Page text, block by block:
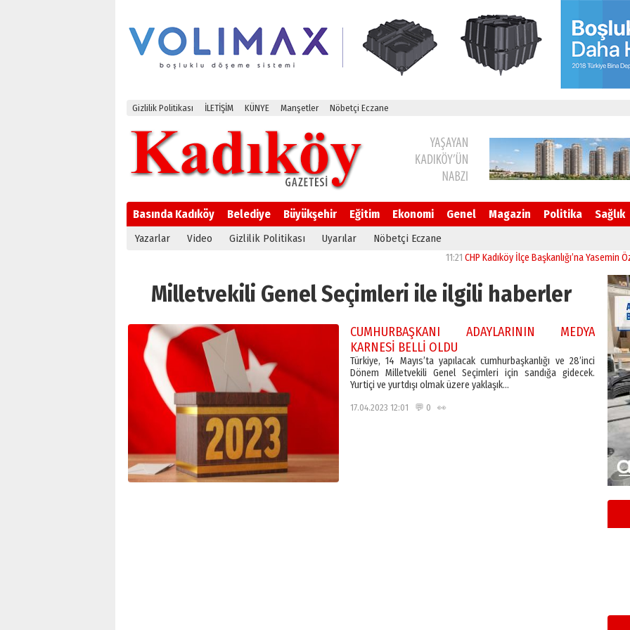
Gizlilik Politikası İLETİŞİM KÜNYE Manşetler Nöbetçi Eczane
Basında Kadıköy Belediye Büyükşehir Eğitim Ekonomi Genel Magazin Politika Sağlık
Yazarlar Video Gizlilik Politikası Uyarılar Nöbetçi Eczane
CHP Kadıköy İlçe Başkanlığı’na Yasemin Özsaraç
Milletvekili Genel Seçimleri ile ilgili haberler
CUMHURBAŞKANI ADAYLARININ MEDYA
KARNESİ BELLİ OLDU
Türkiye, 14 Mayıs’ta yapılacak cumhurbaşkanlığı ve 28’inci
Dönem Milletvekili Genel Seçimleri için sandığa gidecek.
Yurtiçi ve yurtdışı olmak üzere yaklaşık…
17.04.2023 12:01 💬 0 👀